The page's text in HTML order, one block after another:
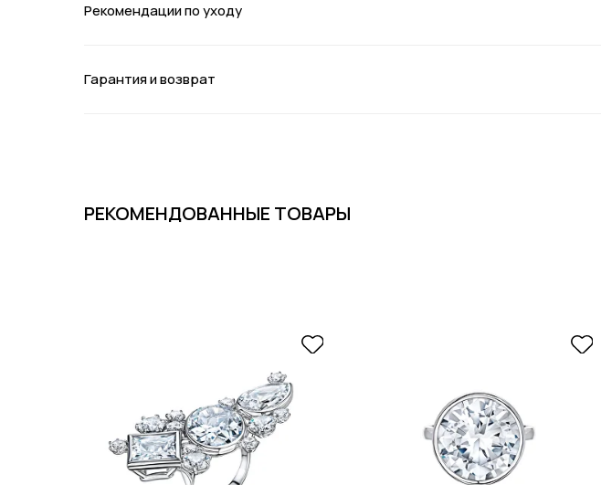
Рекомендации по уходу
Гарантия и возврат
РЕКОМЕНДОВАННЫЕ ТОВАРЫ